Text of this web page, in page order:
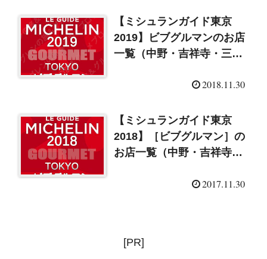
【ミシュランガイド東京
2019】ビブグルマンのお店
一覧（中野・吉祥寺・三
2018.11.30
【ミシュランガイド東京
2018】［ビブグルマン］の
お店一覧（中野・吉祥寺・
2017.11.30
[PR]